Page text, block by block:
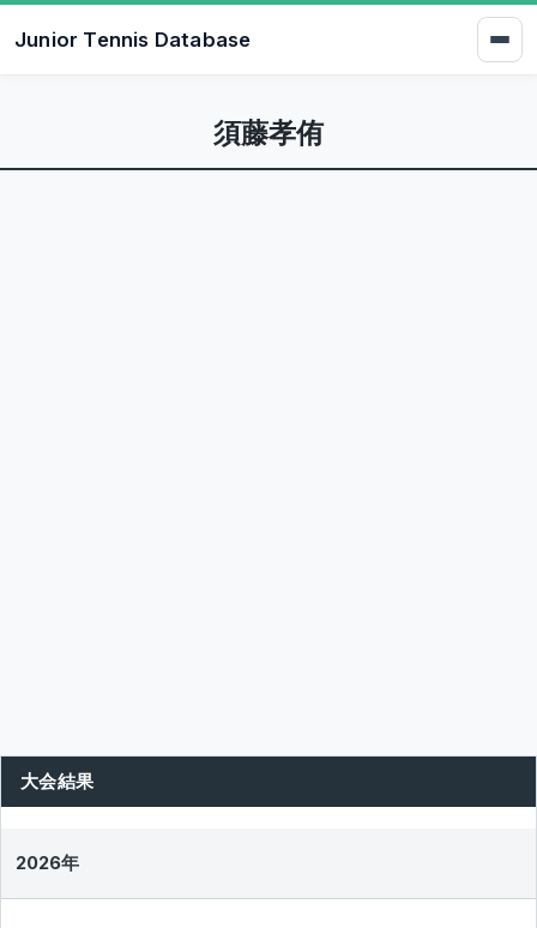
Junior Tennis Database
須藤孝侑
大会結果
2026年